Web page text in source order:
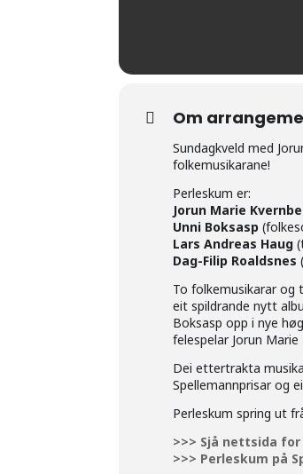
Om
Sundagkveld med
folkemusikarane!
Perleskum er:
Jorun Marie
Unni Boksasp
Lars Andreas Haug
Dag-Filip Roaldsnes
To folkemusikarar og
eit spildrande nytt
Boksasp opp i nye
felespelar Jorun
Dei ettertrakta
Spellemannprisar og
Perleskum spring ut
>>> Sjå nettsida
>>> Perleskum på